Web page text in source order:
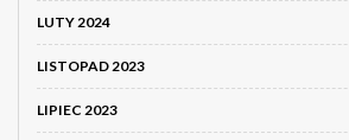
LUTY 2024
LISTOPAD 2023
LIPIEC 2023